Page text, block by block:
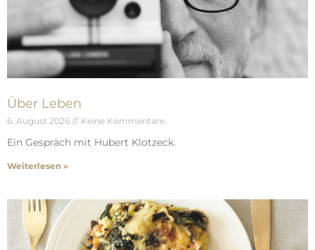
Über Leben
6. August 2026 Keine Kommentare
Ein Gespräch mit Hubert Klotzeck.
Weiterlesen »